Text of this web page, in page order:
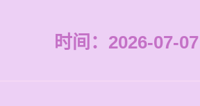
时间：2026-07-